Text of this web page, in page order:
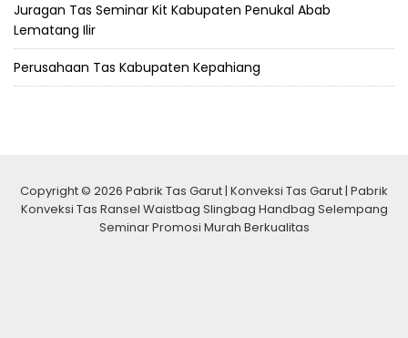
Juragan Tas Seminar Kit Kabupaten Penukal Abab
Lematang Ilir
Perusahaan Tas Kabupaten Kepahiang
Copyright © 2026 Pabrik Tas Garut | Konveksi Tas Garut | Pabrik
Konveksi Tas Ransel Waistbag Slingbag Handbag Selempang
Seminar Promosi Murah Berkualitas